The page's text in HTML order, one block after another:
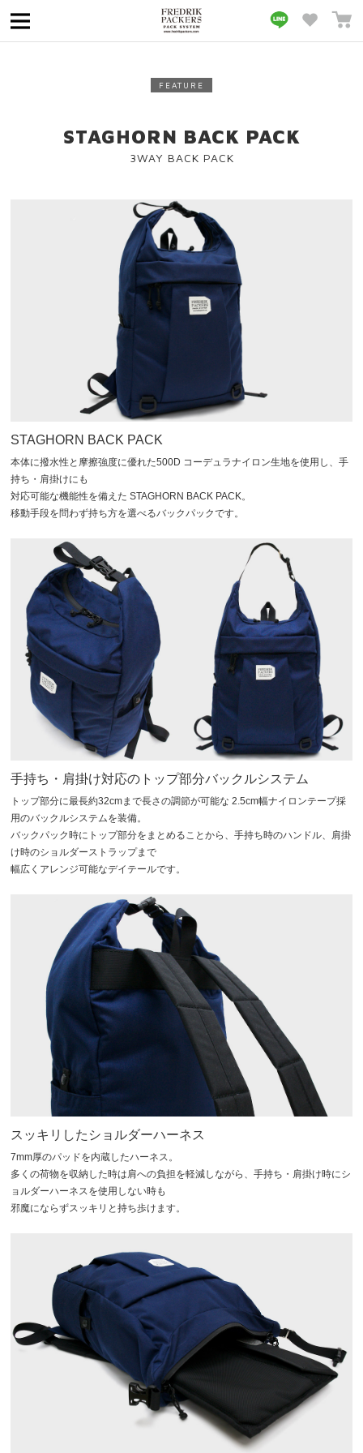
MENU
FEATURE
STAGHORN BACK PACK
3WAY BACK PACK
STAGHORN BACK PACK
本体に撥水性と摩擦強度に優れた500D コーデュラナイロン生地を使用し、手
持ち・肩掛けにも
対応可能な機能性を備えた STAGHORN BACK PACK。
移動手段を問わず持ち方を選べるバックパックです。
手持ち・肩掛け対応のトップ部分バックルシステム
トップ部分に最長約32cmまで長さの調節が可能な 2.5cm幅ナイロンテープ採
用のバックルシステムを装備。
バックパック時にトップ部分をまとめることから、手持ち時のハンドル、肩掛
け時のショルダーストラップまで
幅広くアレンジ可能なデイテールです。
スッキリしたショルダーハーネス
7mm厚のパッドを内蔵したハーネス。
多くの荷物を収納した時は肩への負担を軽減しながら、手持ち・肩掛け時にシ
ョルダーハーネスを使用しない時も
邪魔にならずスッキリと持ち歩けます。